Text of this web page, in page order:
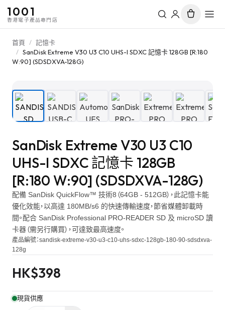
1001
香港電子產品專門店
首頁 / 記憶卡
/ SanDisk Extreme V30 U3 C10 UHS-I SDXC 記憶卡 128GB [R:180
W:90] (SDSDXVA-128G)
SanDisk Extreme V30 U3 C10
UHS-I SDXC 記憶卡 128GB
[R:180 W:90] (SDSDXVA-128G)
配備 SanDisk QuickFlow™ 技術8（64GB - 512GB），此記憶卡能
優化效能，以高達 180MB/s6 的快速傳輸速度，節省媒體卸載時
間。配合 SanDisk Professional PRO-READER SD 及 microSD 讀
卡器（需另行購買），可達致最高速度。
產品編號：sandisk-extreme-v30-u3-c10-uhs-sdxc-128gb-180-90-sdsdxva-
128g
HK$398
現貨供應